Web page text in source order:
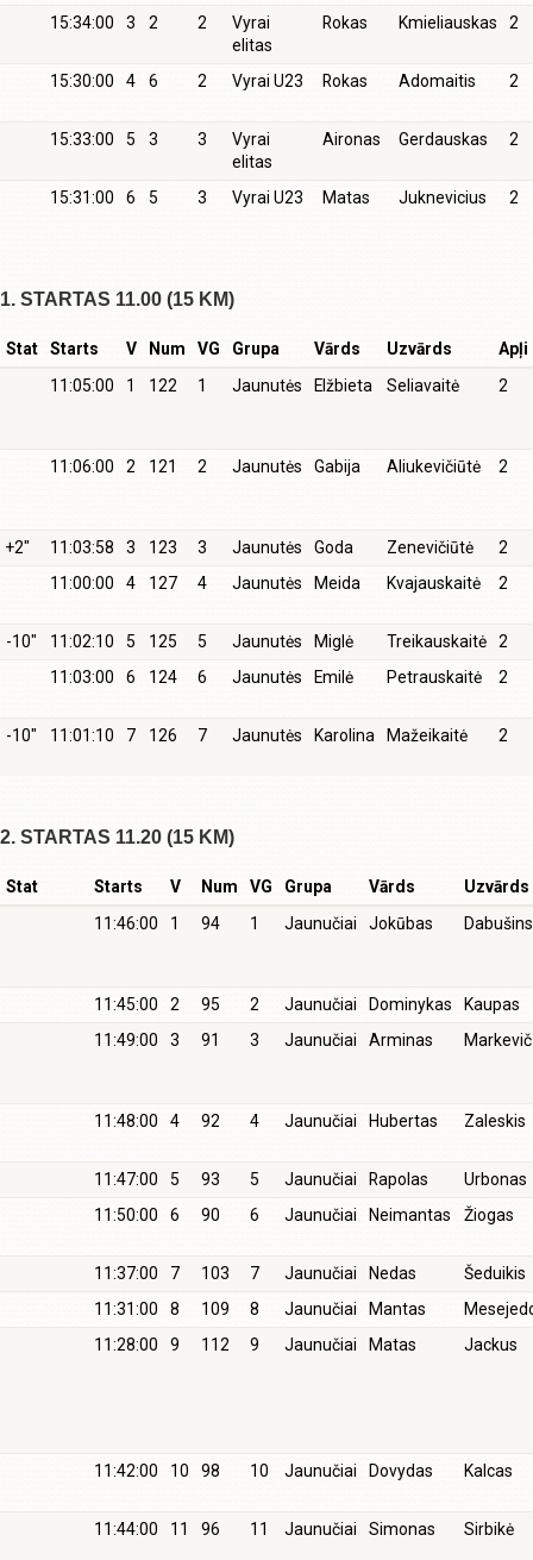
15:34:00 3 2 2
Vyrai
elitas
Rokas Kmieliauskas 2
15:30:00 4 6 2 Vyrai U23 Rokas Adomaitis 2
15:33:00 5 3 3
Vyrai
elitas
Aironas Gerdauskas 2
15:31:00 6 5 3 Vyrai U23 Matas Juknevicius 2
1. STARTAS 11.00 (15 KM)
Stat Starts V Num VG Grupa Vārds Uzvārds
Apļi
11:05:00
1 122 1 Jaunutės Elžbieta Seliavaitė 2
11:06:00 2 121 2 Jaunutės Gabija Aliukevičiūtė 2
+2" 11:03:58 3 123 3 Jaunutės Goda Zenevičiūtė
2
11:00:00
4 127 4 Jaunutės Meida Kvajauskaitė 2
-10" 11:02:10 5 125 5 Jaunutės Miglė Treikauskaitė
2
11:03:00
6 124 6 Jaunutės Emilė Petrauskaitė 2
-10" 11:01:10 7 126 7 Jaunutės Karolina Mažeikaitė 2
2. STARTAS 11.20 (15 KM)
Stat Starts V Num VG Grupa Vārds
Uzvārds
11:46:00
1 94 1 Jaunučiai Jokūbas
11:45:00 2 95 2 Jaunučiai Dominykas
Kaupas
11:49:00
3 91 3 Jaunučiai Arminas Markevič
11:48:00 4 92 4 Jaunučiai Hubertas Zaleskis
11:47:00 5 93 5 Jaunučiai Rapolas
Urbonas
11:50:00
6 90 6 Jaunučiai Neimantas Žiogas
11:37:00 7 103 7 Jaunučiai Nedas
Šeduikis
11:31:00
8 109 8 Jaunučiai Mantas
11:28:00
9 112 9 Jaunučiai Matas Jackus
11:42:00 10 98 10 Jaunučiai Dovydas Kalcas
11:44:00 11 96 11 Jaunučiai Simonas Sirbikė